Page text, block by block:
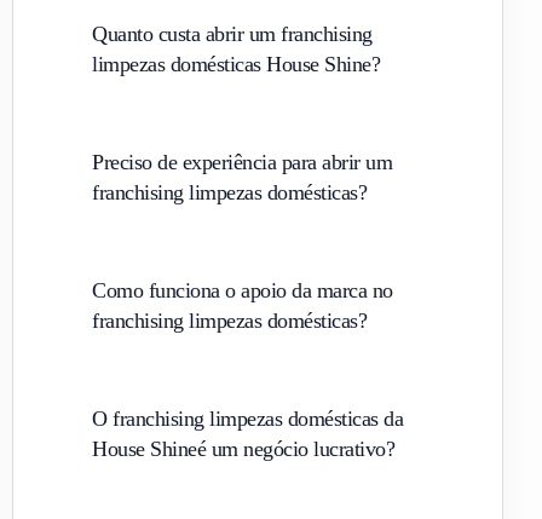
Quanto custa abrir um franchising
limpezas domésticas House Shine?
Preciso de experiência para abrir um
franchising limpezas domésticas?
Como funciona o apoio da marca no
franchising limpezas domésticas?
O franchising limpezas domésticas da
House Shineé um negócio lucrativo?